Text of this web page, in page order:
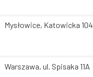
Mysłowice, Katowicka 104
Warszawa, ul. Spisaka 11A